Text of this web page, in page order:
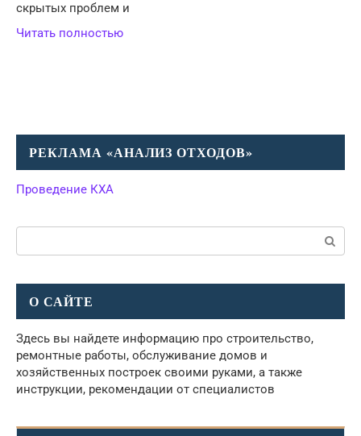
скрытых проблем и
Читать полностью
РЕКЛАМА «АНАЛИЗ ОТХОДОВ»
Проведение КХА
О САЙТЕ
Здесь вы найдете информацию про строительство,
ремонтные работы, обслуживание домов и
хозяйственных построек своими руками, а также
инструкции, рекомендации от специалистов